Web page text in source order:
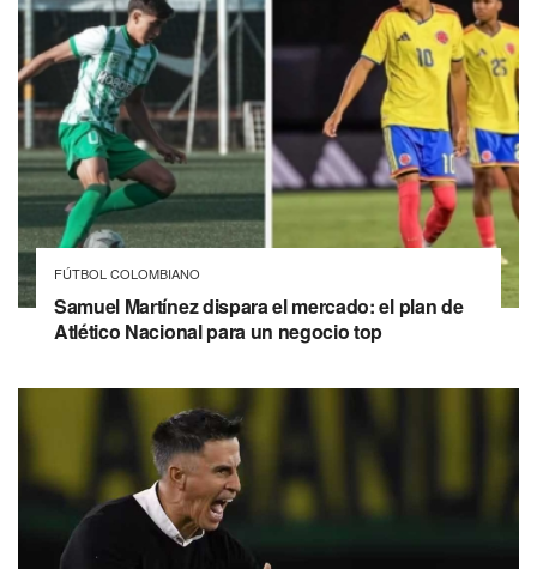
FÚTBOL COLOMBIANO
Samuel Martínez dispara el mercado: el plan de
Atlético Nacional para un negocio top